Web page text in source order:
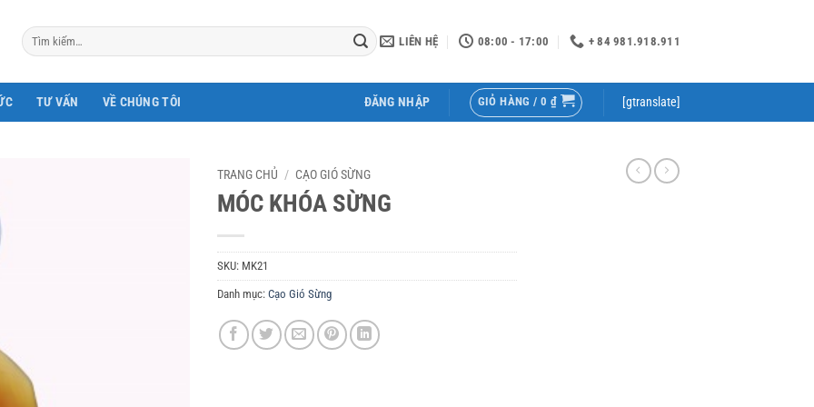
Tìm
kiếm:
LIÊN HỆ 08:00 - 17:00 + 84 981.918.911
TƯ VẤN VỀ CHÚNG TÔI ĐĂNG NHẬP GIỎ HÀNG / 0 ₫ [gtranslate]
TRANG CHỦ / CẠO GIÓ SỪNG
MÓC KHÓA SỪNG
SKU: MK21
Danh mục: Cạo Gió Sừng